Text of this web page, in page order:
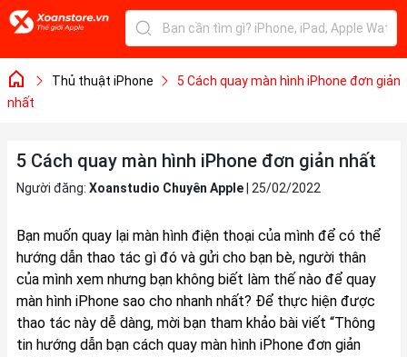
Thủ thuật iPhone
5 Cách quay màn hình iPhone đơn giản
nhất
5 Cách quay màn hình iPhone đơn giản nhất
Người đăng: Xoanstudio Chuyên Apple| 25/02/2022
Bạn muốn quay lại màn hình điện thoại của mình để có thể
hướng dẫn thao tác gì đó và gửi cho bạn bè, người thân
của mình xem nhưng bạn không biết làm thế nào để quay
màn hình iPhone sao cho nhanh nhất? Để thực hiện được
thao tác này dễ dàng, mời bạn tham khảo bài viết “Thông
tin hướng dẫn bạn cách quay màn hình iPhone đơn giản